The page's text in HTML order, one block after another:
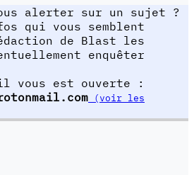
alerter sur un sujet ?
qui vous semblent
de Blast les
enquêter
vous est ouverte :
(voir les